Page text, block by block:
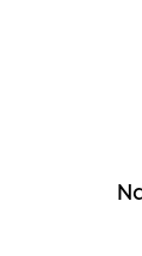
które
kreatywne,